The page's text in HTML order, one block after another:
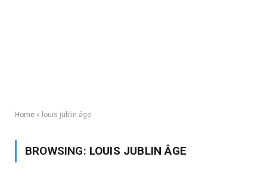
Home » louis jublin âge
BROWSING: LOUIS JUBLIN ÂGE